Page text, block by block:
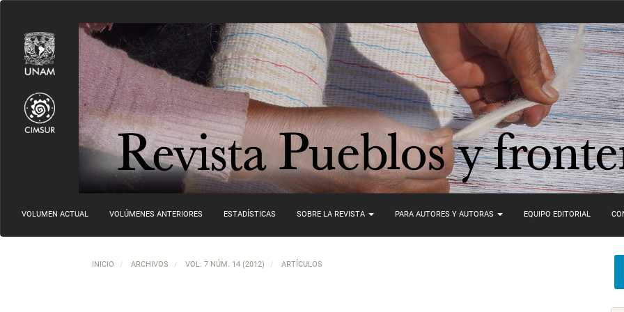
Contenido principal
Barra lateral
VOLUMEN ACTUAL VOLÚMENES ANTERIORES ESTADÍSTICAS SOBRE LA REVISTA PARA AUTORES Y AUTORAS EQUIPO EDITORIAL
INICIO ARCHIVOS VOL. 7 NÚM. 14 (2012) ARTÍCULOS